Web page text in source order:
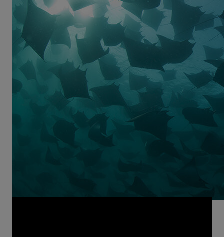
Nous avons détruit en seulement cinquante ans de
nombreux écosystèmes auparavant magnifiques et
en bonne santé, à cause de la surpêche et de la
pollution. Ainsi que chassé de nombreuses espèces
de leur habitat habituel. A l'instar des raies manta du
Pacifique : elles ont disparu à la fin des années 90 du
golf de Californie – et se sont réfugiées dans un
archipel mexicain, après que celui-ci ait été déclaré
patrimoine naturel mondial. De quelle manière des
espèces en danger peuvent-elles se régénérer
lorsque l'on déclare leur habitat zone protégée –